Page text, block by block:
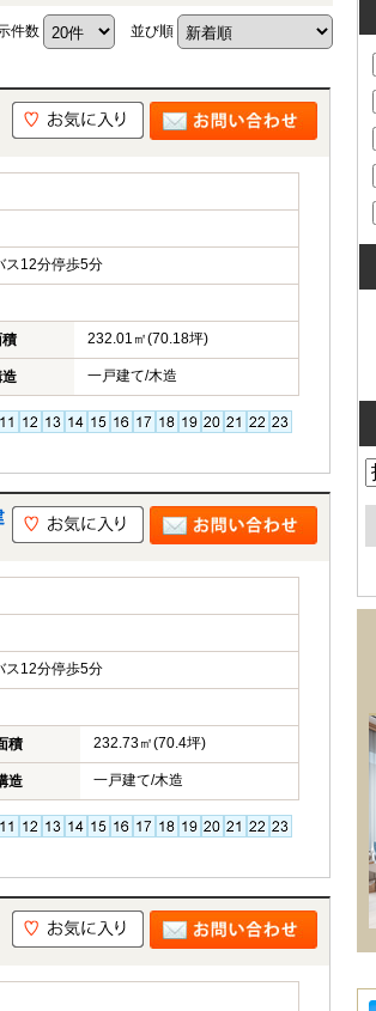
件数 並び順
12分停歩5分
232.01㎡(70.18坪)
一戸建て/木造
12分停歩5分
積 232.73㎡(70.4坪)
造 一戸建て/木造